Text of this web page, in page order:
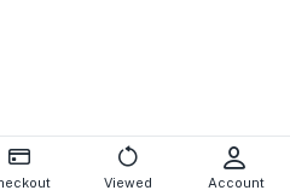
Viewed Account